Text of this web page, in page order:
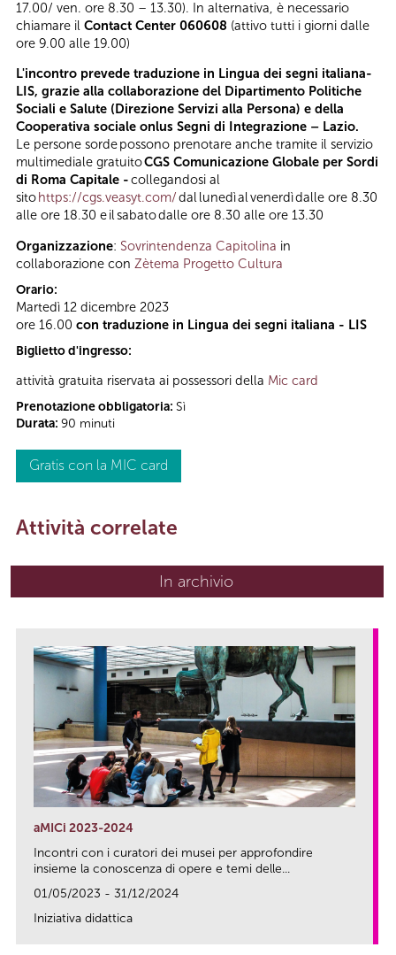
17.00/ ven. ore 8.30 – 13.30). In alternativa, è necessario
chiamare il Contact Center 060608 (attivo tutti i giorni dalle
ore 9.00 alle 19.00)
L'incontro prevede traduzione in Lingua dei segni italiana-
LIS, grazie alla collaborazione del Dipartimento Politiche
Sociali e Salute (Direzione Servizi alla Persona) e della
Cooperativa sociale onlus Segni di Integrazione – Lazio.
Le persone sorde possono prenotare anche tramite il servizio
multimediale gratuitoCGS Comunicazione Globale per Sordi
di Roma Capitale -collegandosi al
sitohttps://cgs.veasyt.com/dal lunedì al venerdì dalle ore 8.30
alle ore 18.30 e il sabato dalle ore 8.30 alle ore 13.30
Organizzazione: Sovrintendenza Capitolina in
collaborazione con Zètema Progetto Cultura
Orario:
Martedì 12 dicembre 2023
ore 16.00 con traduzione in Lingua dei segni italiana - LIS
Biglietto d'ingresso:
attività gratuita riservata ai possessori della Mic card
Prenotazione obbligatoria: Sì
Durata: 90 minuti
Gratis con la MIC card
Attività correlate
In archivio
aMICi 2023-2024
Incontri con i curatori dei musei per approfondire
insieme la conoscenza di opere e temi delle...
01/05/2023 - 31/12/2024
Iniziativa didattica